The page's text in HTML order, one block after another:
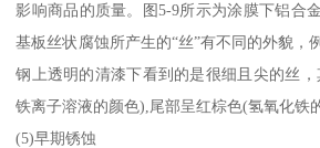
影响商品的质量。图5-9所示为涂膜下铝合
基板丝状腐蚀所产生的“丝”有不同的外貌，
钢上透明的清漆下看到的是很细且尖的丝
铁离子溶液的颜色),尾部呈红棕色(氢氧化铁
(5)早期锈蚀